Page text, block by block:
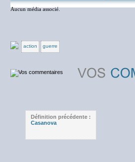
Aucun média associé.
action guerre
Définition précédente :
Casanova